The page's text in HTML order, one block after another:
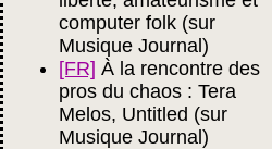
computer folk (sur
Musique Journal)
[FR] À la rencontre des
pros du chaos : Tera
Melos, Untitled (sur
Musique Journal)